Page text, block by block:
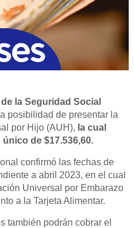
la Seguridad Social
posibilidad de presentar la
por Hijo (AUH), la cual
de $17.536,60.
confirmó las fechas de
a abril 2023, en el cual
Universal por Embarazo
a la Tarjeta Alimentar.
también podrán cobrar el